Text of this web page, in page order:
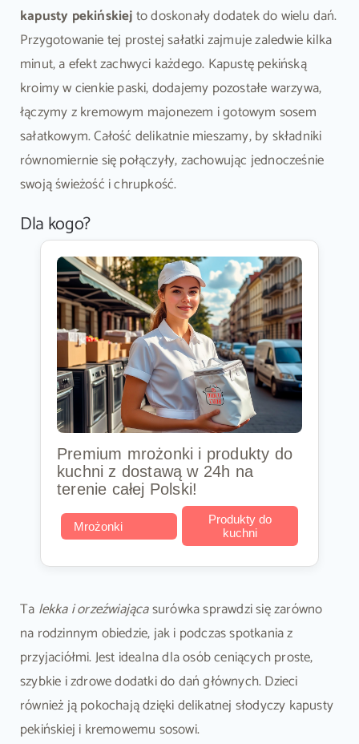
kapusty pekińskiejto doskonały dodatek do wielu dań.
Przygotowanie tej prostej sałatki zajmuje zaledwie kilka
minut, a efekt zachwyci każdego. Kapustę pekińską
kroimy w cienkie paski, dodajemy pozostałe warzywa,
łączymy z kremowym majonezem i gotowym sosem
sałatkowym. Całość delikatnie mieszamy, by składniki
równomiernie się połączyły, zachowując jednocześnie
swoją świeżość i chrupkość.
Dla kogo?
Premium mrożonki i produkty do
kuchni z dostawą w 24h na
terenie całej Polski!
Mrożonki
Produkty do
kuchni
Ta lekka i orzeźwiającasurówka sprawdzi się zarówno
na rodzinnym obiedzie, jak i podczas spotkania z
przyjaciółmi. Jest idealna dla osób ceniących proste,
szybkie i zdrowe dodatki do dań głównych. Dzieci
również ją pokochają dzięki delikatnej słodyczy kapusty
pekińskiej i kremowemu sosowi.